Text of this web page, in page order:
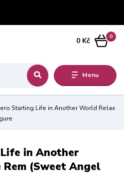
Menu
0
0 Kč
Starting Life in Another World Relax
in Another
(Sweet Angel